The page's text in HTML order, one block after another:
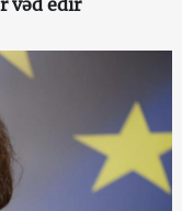
vəd edir